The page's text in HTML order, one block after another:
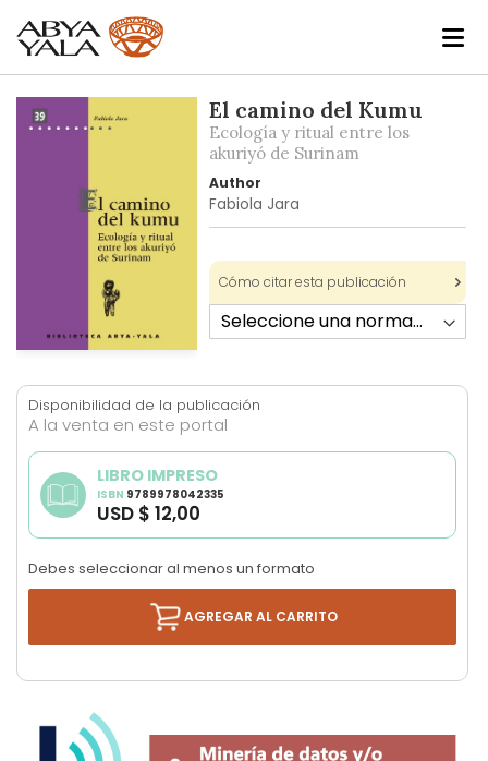
Skip
to
to
the
beginning
of
the
images
gallery
El camino del Kumu
Ecología y ritual entre los
akuriyó de Surinam
Author
Fabiola Jara
Cómo citar esta publicación
Disponibilidad de la publicación
A la venta en este portal
LIBRO IMPRESO
ISBN 9789978042335
USD $ 12,00
Debes seleccionar al menos un formato
AGREGAR AL CARRITO